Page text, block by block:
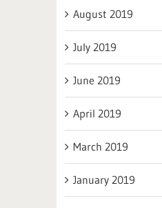
August 2019
July 2019
June 2019
April 2019
March 2019
January 2019